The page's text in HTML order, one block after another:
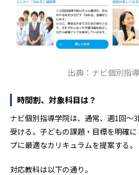
出典：ナビ個別指
時間割、対象科目は？
ナビ個別指導学院は、通常、週1回〜
受ける。子どもの課題・目標を明確
プに最適なカリキュラムを提案する。
対応教科は以下の通り。